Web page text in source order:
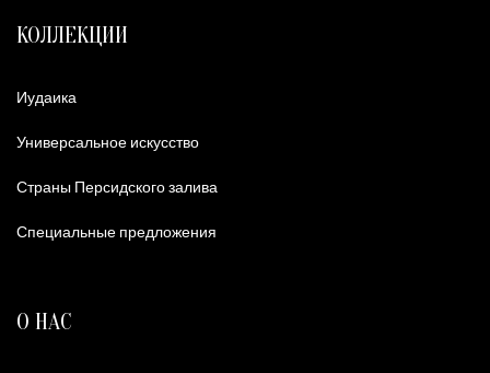
КОЛЛЕКЦИИ
Иудаика
Универсальное искусство
Страны Персидского залива
Специальные предложения
О НАС